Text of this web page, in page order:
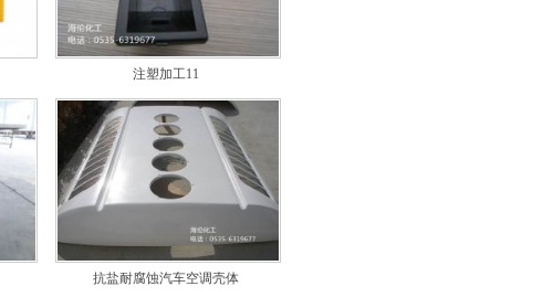
注塑加工11
抗盐耐腐蚀汽车空调壳体